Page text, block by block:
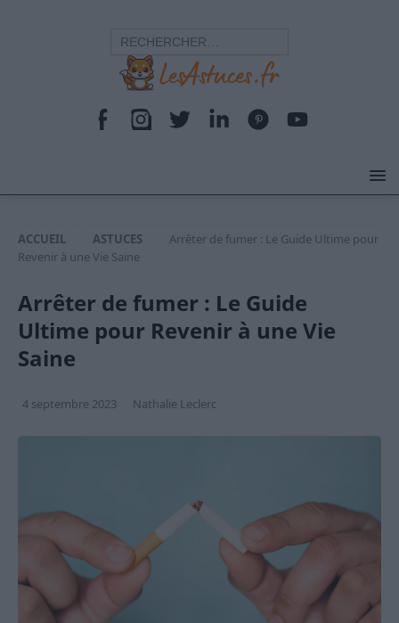
ACCUEIL ASTUCES
Arrêter de fumer : Le Guide Ultime pour
Revenir à une Vie Saine
Arrêter de fumer : Le Guide
Ultime pour Revenir à une Vie
Saine
4 septembre 2023 Nathalie Leclerc